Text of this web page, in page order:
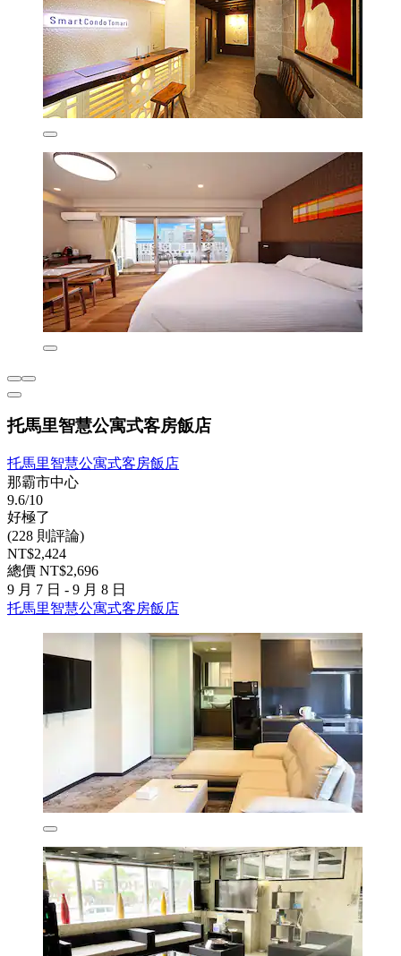
托馬里智慧公寓式客房飯店
托馬里智慧公寓式客房飯店
那霸市中心
9.6/10
好極了
(228 則評論)
NT$2,424
總價 NT$2,696
9 月 7 日 - 9 月 8 日
托馬里智慧公寓式客房飯店